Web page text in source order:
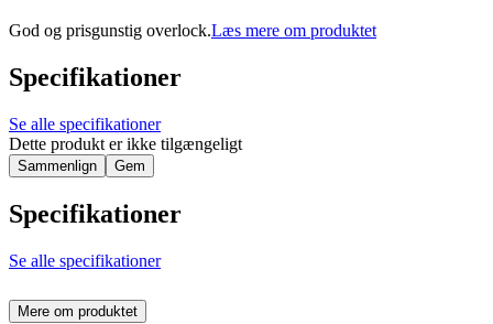
God og prisgunstig overlock.Læs mere om produktet
Specifikationer
Se alle specifikationer
Dette produkt er ikke tilgængeligt
Sammenlign Gem
Specifikationer
Se alle specifikationer
Mere om produktet